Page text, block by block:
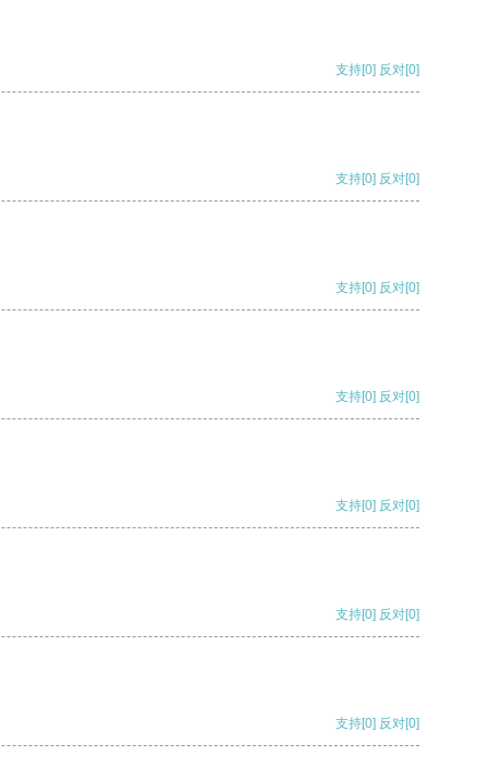
支持[0] 反对[0]
支持[0] 反对[0]
支持[0] 反对[0]
支持[0] 反对[0]
支持[0] 反对[0]
支持[0] 反对[0]
支持[0] 反对[0]